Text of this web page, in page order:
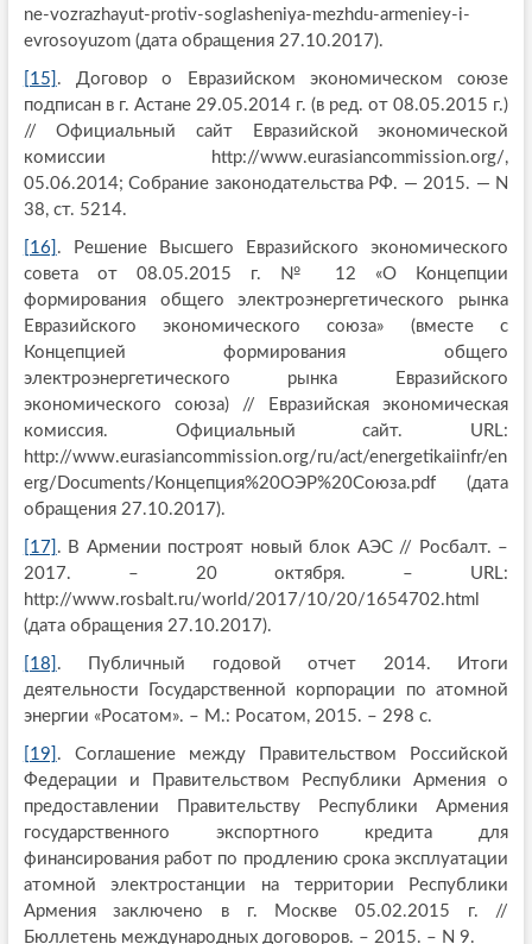
ne-vozrazhayut-protiv-soglasheniya-mezhdu-armeniey-i-
evrosoyuzom (дата обращения 27.10.2017).
[15] . Договор о Евразийском экономическом союзе
подписан в г. Астане 29.05.2014 г. (в ред. от 08.05.2015 г.)
// Официальный сайт Евразийской экономической
комиссии http://www.eurasiancommission.org/,
05.06.2014; Собрание законодательства РФ. — 2015. — N
38, ст. 5214.
[16] . Решение Высшего Евразийского экономического
совета от 08.05.2015 г. № 12 «О Концепции
формирования общего электроэнергетического рынка
Евразийского экономического союза» (вместе с
Концепцией формирования общего
электроэнергетического рынка Евразийского
экономического союза) // Евразийская экономическая
комиссия. Официальный сайт. URL:
http://www.eurasiancommission.org/ru/act/energetikaiinfr/en
erg/Documents/Концепция%20ОЭР%20Союза.pdf (дата
обращения 27.10.2017).
[17] . В Армении построят новый блок АЭС // Росбалт. –
2017. – 20 октября. – URL:
http://www.rosbalt.ru/world/2017/10/20/1654702.html
(дата обращения 27.10.2017).
[18] . Публичный годовой отчет 2014. Итоги
деятельности Государственной корпорации по атомной
энергии «Росатом». – М.: Росатом, 2015. – 298 с.
[19] . Соглашение между Правительством Российской
Федерации и Правительством Республики Армения о
предоставлении Правительству Республики Армения
государственного экспортного кредита для
финансирования работ по продлению срока эксплуатации
атомной электростанции на территории Республики
Армения заключено в г. Москве 05.02.2015 г. //
Бюллетень международных договоров. – 2015. – N 9.